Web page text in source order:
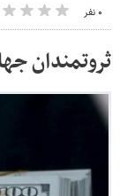
۰ نفر
ثروتمندان